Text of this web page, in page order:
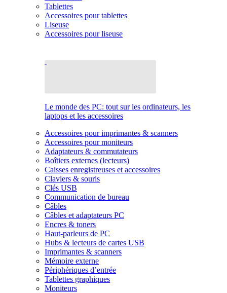
Tablettes
Accessoires pour tablettes
Liseuse
Accessoires pour liseuse
Le monde des PC: tout sur les ordinateurs, les
laptops et les accessoires
Accessoires pour imprimantes & scanners
Accessoires pour moniteurs
Adaptateurs & commutateurs
Boîtiers externes (lecteurs)
Caisses enregistreuses et accessoires
Claviers & souris
Clés USB
Communication de bureau
Câbles
Câbles et adaptateurs PC
Encres & toners
Haut-parleurs de PC
Hubs & lecteurs de cartes USB
Imprimantes & scanners
Mémoire externe
Périphériques d’entrée
Tablettes graphiques
Moniteurs